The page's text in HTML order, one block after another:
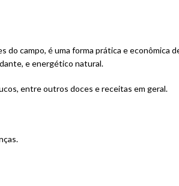
campo, é uma forma prática e econômica
e energético natural.
entre outros doces e receitas em geral.